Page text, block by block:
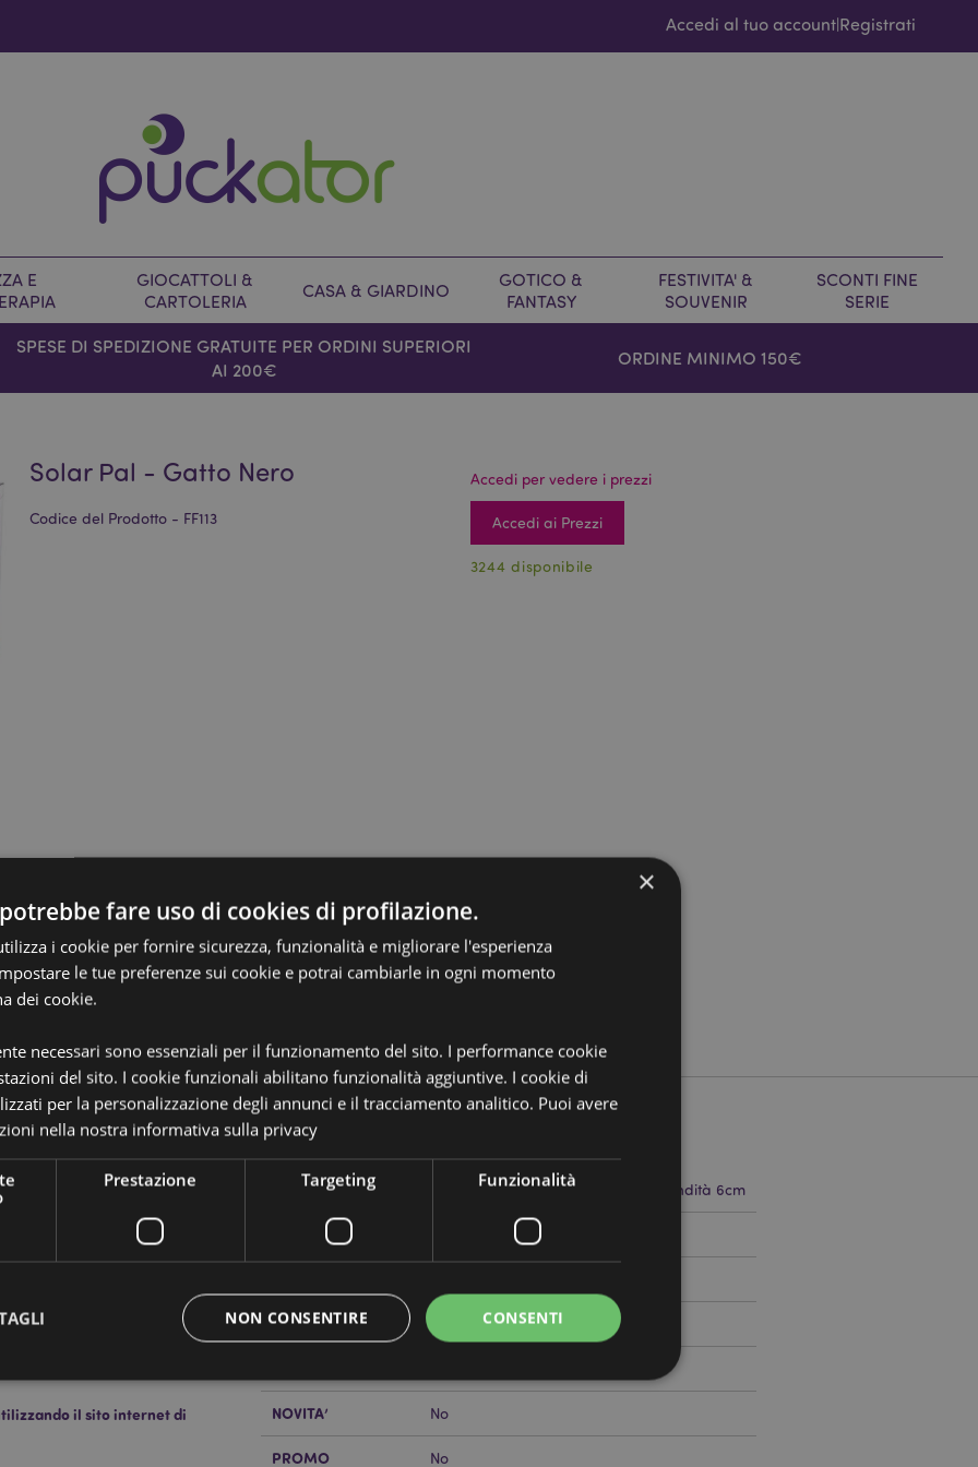
Accedi al tuo account|Registrati
E
GIOCATTOLI &
CARTOLERIA
CASA & GIARDINO
GOTICO &
FANTASY
FESTIVITA' &
SOUVENIR
SCONTI FINE
SERIE
SPESE DI SPEDIZIONE GRATUITE PER ORDINI SUPERIORI
AI 200€
ORDINE MINIMO 150€
Solar Pal - Gatto Nero
Codice del Prodotto - FF113
Accedi per vedere i prezzi
Accedi ai Prezzi
3244 disponibile
il sito internet di
Dettagli del Prodotto
Informazioni
Dimensioni Altezza 10cm Larghezza 5cm Profondità 6cm
Codice a barre 5055071739620
Peso (kg) 0.073000
NOVITA’ No
PROMO No
×
fare uso di cookies di profilazione.
i cookie per fornire sicurezza, funzionalità e migliorare l'esperienza
le tue preferenze sui cookie e potrai cambiarle in ogni momento
dei cookie.
necessari sono essenziali per il funzionamento del sito. I performance cookie
del sito. I cookie funzionali abilitano funzionalità aggiuntive. I cookie di
per la personalizzazione degli annunci e il tracciamento analitico. Puoi avere
nella nostra informativa sulla privacy
Prestazione Targeting Funzionalità
CONSENTI
NON CONSENTIRE
Strettamente necessario Targeting Funzionalità